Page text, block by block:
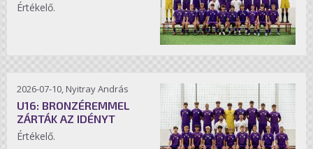
Értékelő.
2026-07-10, Nyitray András
U16: BRONZÉREMMEL
ZÁRTÁK AZ IDÉNYT
Értékelő.